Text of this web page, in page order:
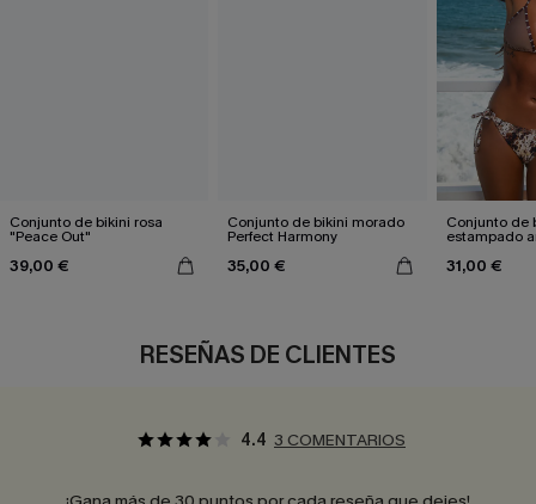
Conjunto de bikini rosa
"Peace Out"
39,00 €
Conjunto de bikini morado
Perfect Harmony
35,00 €
Conjunto de
estampado
31,00 €
RESEÑAS DE CLIENTES
4.4 3 COMENTARIOS